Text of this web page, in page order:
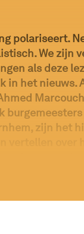
polariseert.
. We zijn
als deze
in het nieuws.
burgemeesters
zijn het